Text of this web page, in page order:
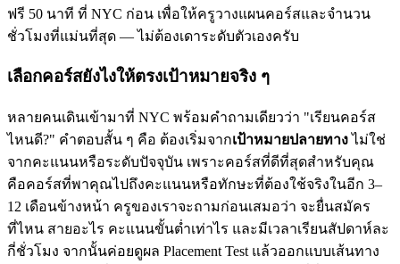
ฟรี 50 นาที ที่ NYC ก่อน เพื่อให้ครูวางแผนคอร์สและจำนวน
ชั่วโมงที่แม่นที่สุด — ไม่ต้องเดาระดับตัวเองครับ
เลือกคอร์สยังไงให้ตรงเป้าหมายจริง ๆ
หลายคนเดินเข้ามาที่ NYC พร้อมคำถามเดียวว่า "เรียนคอร์ส
ไหนดี?" คำตอบสั้น ๆ คือ ต้องเริ่มจากเป้าหมายปลายทางไม่ใช่
จากคะแนนหรือระดับปัจจุบัน เพราะคอร์สที่ดีที่สุดสำหรับคุณ
คือคอร์สที่พาคุณไปถึงคะแนนหรือทักษะที่ต้องใช้จริงในอีก 3–
12 เดือนข้างหน้า ครูของเราจะถามก่อนเสมอว่า จะยื่นสมัคร
ที่ไหน สายอะไร คะแนนขั้นต่ำเท่าไร และมีเวลาเรียนสัปดาห์ละ
กี่ชั่วโมง จากนั้นค่อยดูผล Placement Test แล้วออกแบบเส้นทาง